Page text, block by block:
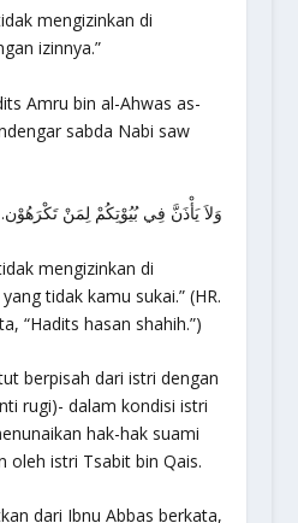
mengizinkan di
izinnya.”
Amru bin al-Ahwas as-
sabda Nabi saw
وَلاَ يَأْذَنَّ فِي بُيُوْتِكُمْ لِمَنْ تَكْرَهُوْن.
mengizinkan di
tidak kamu sukai.”(HR.
“Hadits hasan shahih.”)
berpisah dari istri dengan
rugi)- dalam kondisi istri
hak-hak suami
oleh istri Tsabit bin Qais.
dari Ibnu Abbas berkata,